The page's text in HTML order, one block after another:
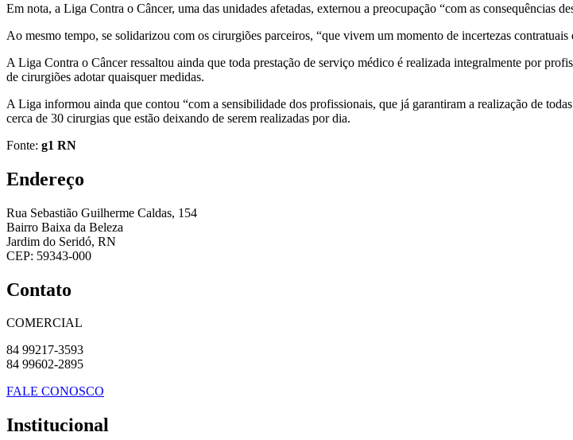
Em nota, a Liga Contra o Câncer, uma das unidades afetadas, externou a preocupação “com as consequências
Ao mesmo tempo, se solidarizou com os cirurgiões parceiros, “que vivem um momento de incertezas
A Liga Contra o Câncer ressaltou ainda que toda prestação de serviço médico é realizada integralmente por
de cirurgiões adotar quaisquer medidas.
A Liga informou ainda que contou “com a sensibilidade dos profissionais, que já garantiram a realização de
cerca de 30 cirurgias que estão deixando de serem realizadas por dia.
Fonte: g1 RN
Endereço
Rua Sebastião Guilherme Caldas, 154
Bairro Baixa da Beleza
Jardim do Seridó, RN
CEP: 59343-000
Contato
COMERCIAL
84 99217-3593
84 99602-2895
FALE CONOSCO
Institucional